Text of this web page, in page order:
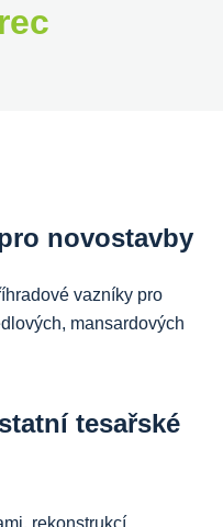
novostavby
vazníky pro
mansardových
tesařské